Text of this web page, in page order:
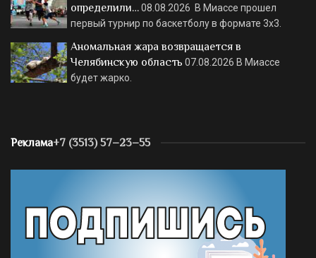
определили…08.08.2026 В Миассе прошел
первый турнир по баскетболу в формате 3х3.
Аномальная жара возвращается в
Челябинскую область 07.08.2026 В Миассе
будет жарко.
Реклама+7 (3513) 57–23–55